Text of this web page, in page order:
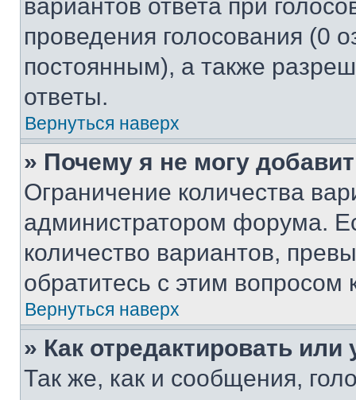
вариантов ответа при
проведения голосования (0
постоянным), а также
ответы.
Вернуться наверх
» Почему я не могу
Ограничение количества
администратором форума.
количество вариантов,
обратитесь с этим вопросом
Вернуться наверх
» Как отредактировать
Так же, как и сообщения,